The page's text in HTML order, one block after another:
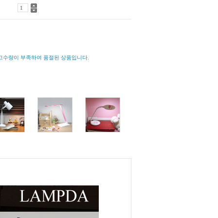
량이 부족하여 품절된 상품입니다.